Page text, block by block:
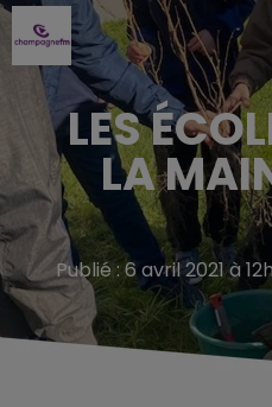
LES
LA
Publié : 6 avril 2021 à